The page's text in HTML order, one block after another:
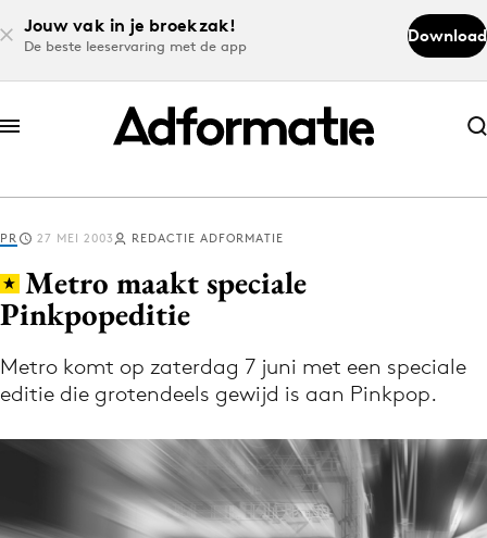
Jouw vak in je broekzak!
De beste leeservaring met de app
Download
Abonneer nu
Abonneer nu
Log in
Volg het laatste nieuws via de Adformatie
Nieuws app
PR 27 MEI 2003 REDACTIE ADFORMATIE
Metro maakt speciale
Pinkpopeditie
Metro komt op zaterdag 7 juni met een speciale
editie die grotendeels gewijd is aan Pinkpop.